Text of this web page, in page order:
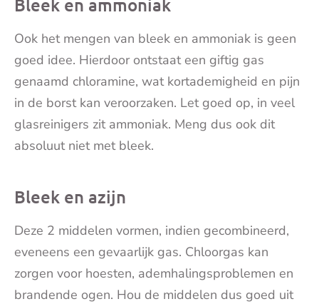
Ook het mengen van bleek en ammoniak is geen
goed idee. Hierdoor ontstaat een giftig gas
genaamd chloramine, wat kortademigheid en pijn
in de borst kan veroorzaken. Let goed op, in veel
glasreinigers zit ammoniak. Meng dus ook dit
absoluut niet met bleek.
Bleek en azijn
Deze 2 middelen vormen, indien gecombineerd,
eveneens een gevaarlijk gas. Chloorgas kan
zorgen voor hoesten, ademhalingsproblemen en
brandende ogen. Hou de middelen dus goed uit